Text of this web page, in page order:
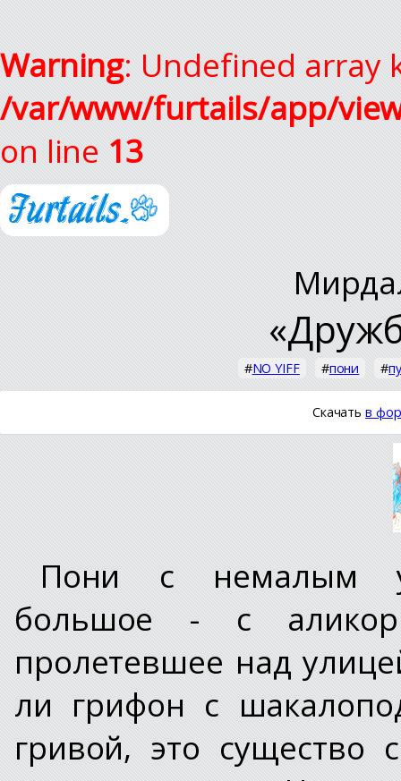
Warning: Undefined array
/var/www/furtails/app/
on line 13
#NO YIFF #пони #
Скачатьв
Пони с немалым
большое - с
пролетевшее над
ли грифон с
гривой, это существо